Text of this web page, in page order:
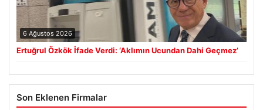
6 Ağustos 2026
Ertuğrul Özkök İfade Verdi: ‘Aklımın Ucundan Dahi Geçmez’
Son Eklenen Firmalar